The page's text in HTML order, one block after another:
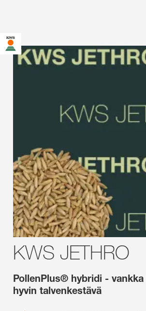
KWS JETHRO
PollenPlus® hybridi -
hyvin talvenkestävä